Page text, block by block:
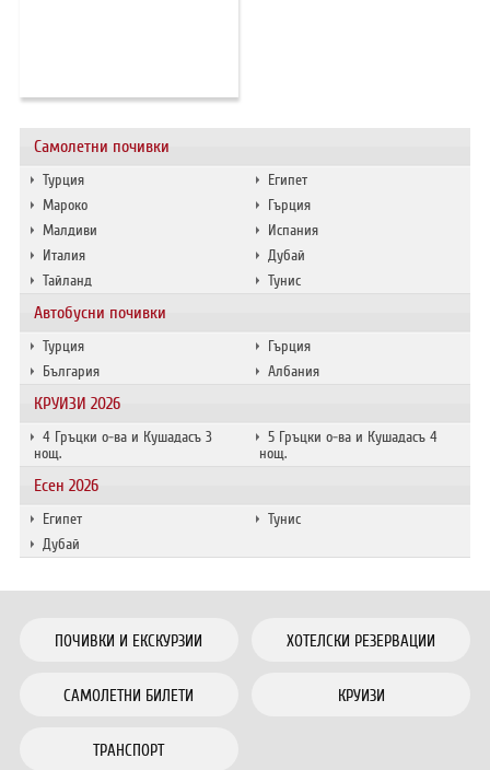
НОВА ГОДИНА 2027
ХОТЕЛИ В АЛБАНИЯ
АВТОБУСИ ПОД НАЕМ
КОНТАКТИ
ОБЩИ УСЛОВИЯ ПАКЕТНИ
ПЪТУВАНИЯ
Самолетни почивки
Турция
Египет
Мароко
Гърция
Малдиви
Испания
Италия
Дубай
Тайланд
Тунис
Автобусни почивки
Турция
Гърция
България
Албания
КРУИЗИ 2026
4 Гръцки о-ва и Кушадасъ 3
нощ.
5 Гръцки о-ва и Кушадасъ 4
нощ.
Есен 2026
Египет
Тунис
Дубай
ПОЧИВКИ И ЕКСКУРЗИИ ХОТЕЛСКИ РЕЗЕРВАЦИИ
САМОЛЕТНИ БИЛЕТИ КРУИЗИ
ТРАНСПОРТ